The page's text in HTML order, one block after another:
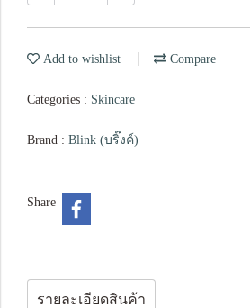
Add to wishlist Compare
Categories : Skincare
Brand : Blink (บริ๊งค์)
Share
รายละเอียดสินค้า